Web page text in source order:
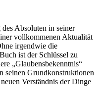
des Absoluten in seiner
vollkommenen Aktualität
irgendwie die
ist der Schlüssel zu
„Glaubensbekenntnis“
seinen Grundkonstruktionen
Verständnis der Dinge